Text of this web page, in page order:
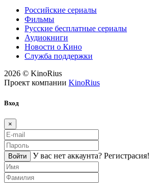
Российские сериалы
Фильмы
Русские бесплатные сериалы
Аудиокниги
Новости о Кино
Служба поддержки
2026 © KinoRius
Проект компании KinoRius
Вход
×
Войти У вас нет аккаунта? Регистраcия!